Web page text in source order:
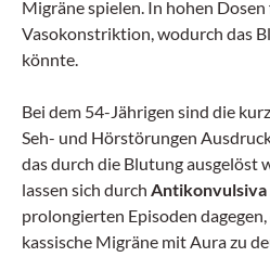
Migräne spielen. In hohen
Vasokonstriktion, wodurch das
könnte.
Bei dem 54-Jährigen sind die
Seh- und Hörstörungen
das durch die Blutung ausgelöst
lassen sich durch Antikonvulsiva
prolongierten Episoden
kassische Migräne mit Aura zu